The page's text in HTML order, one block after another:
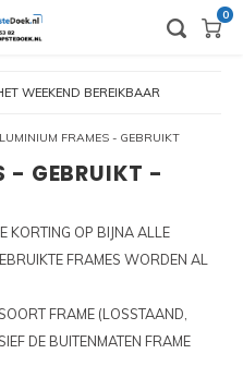
GEBRUIKT
0
WEEKEND BEREIKBAAR
FRAMES - GEBRUIKT
- GEBRUIKT -
KORTING OP BIJNA ALLE
FRAMES WORDEN AL
FRAME (LOSSTAAND,
DE BUITENMATEN FRAME